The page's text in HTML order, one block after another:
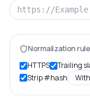
Normalization
HTTPS
Trailing
Strip #hash